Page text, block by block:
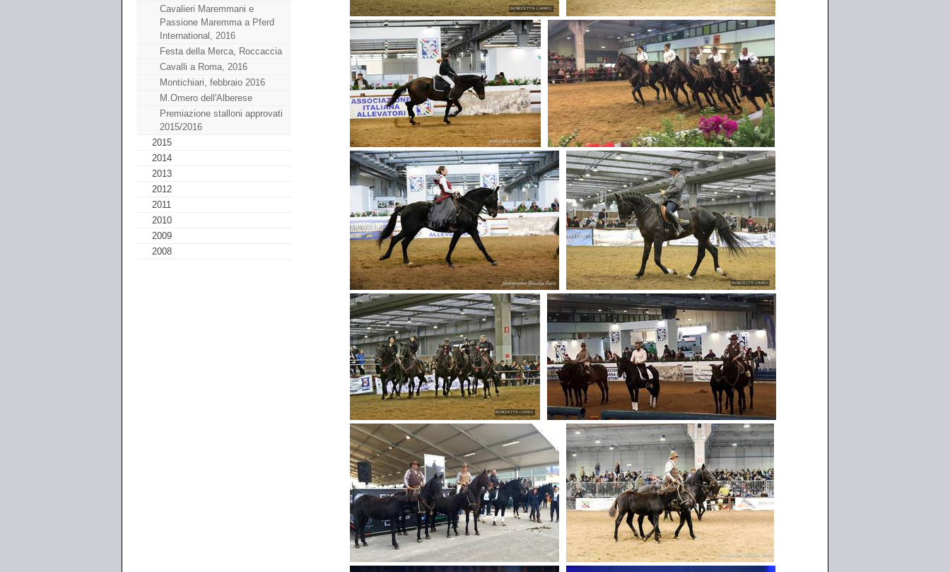
Cavalieri Maremmani e
Passione Maremma a Pferd
International, 2016
Festa della Merca, Roccaccia
Cavalli a Roma, 2016
Montichiari, febbraio 2016
M.Omero dell'Alberese
Premiazione stalloni approvati
2015/2016
2015
2014
2013
2012
2011
2010
2009
2008